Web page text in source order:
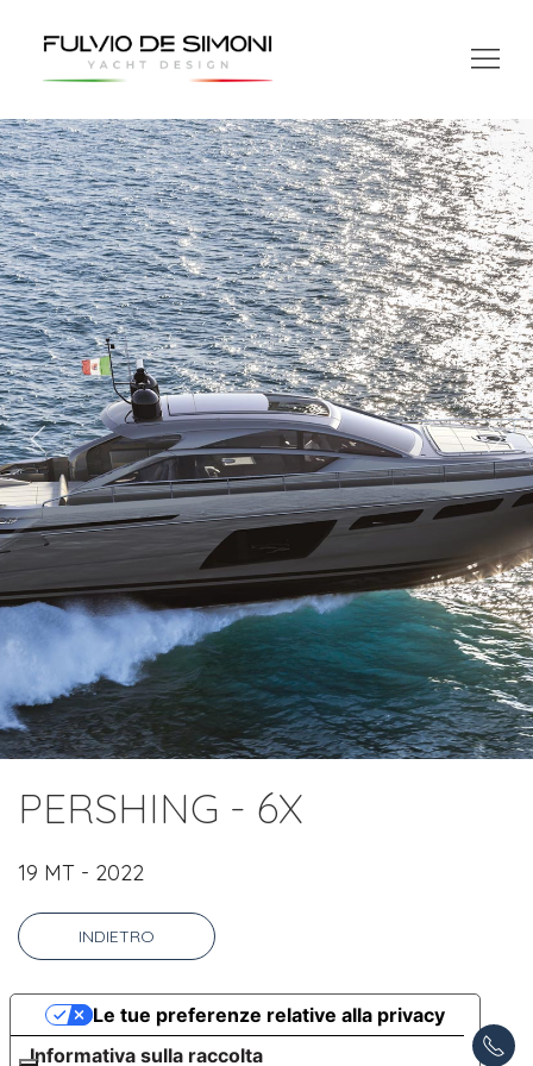
PERSHING - 6X
19 MT - 2022
INDIETRO
Informativa sulla raccolta
Le tue preferenze relative alla privacy